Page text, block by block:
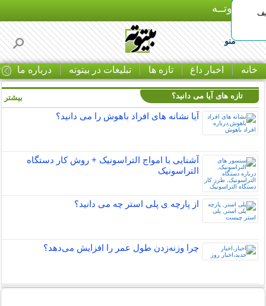
بـیتوتــه
منو
خانه اخبار داغ تازه ها تبلیغات در بیتوته درباره ما
تازه های آیا می دانید؟
آیا نشانه های افراد باهوش را می دانید؟
آشنایی با امواج التراسونیک + روش کار دستگاه
التراسونیک
از پارچه ی پلی استر چه می دانید؟
چرا وزنه‌زدن طول عمر را افزایش می‌دهد؟
بیشتر